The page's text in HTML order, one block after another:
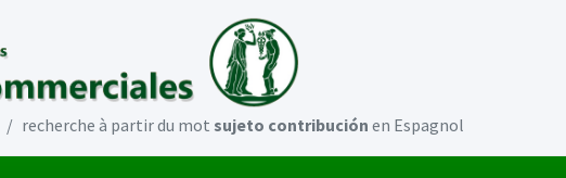
recherche à partir du mot sujeto contribución en Espagnol